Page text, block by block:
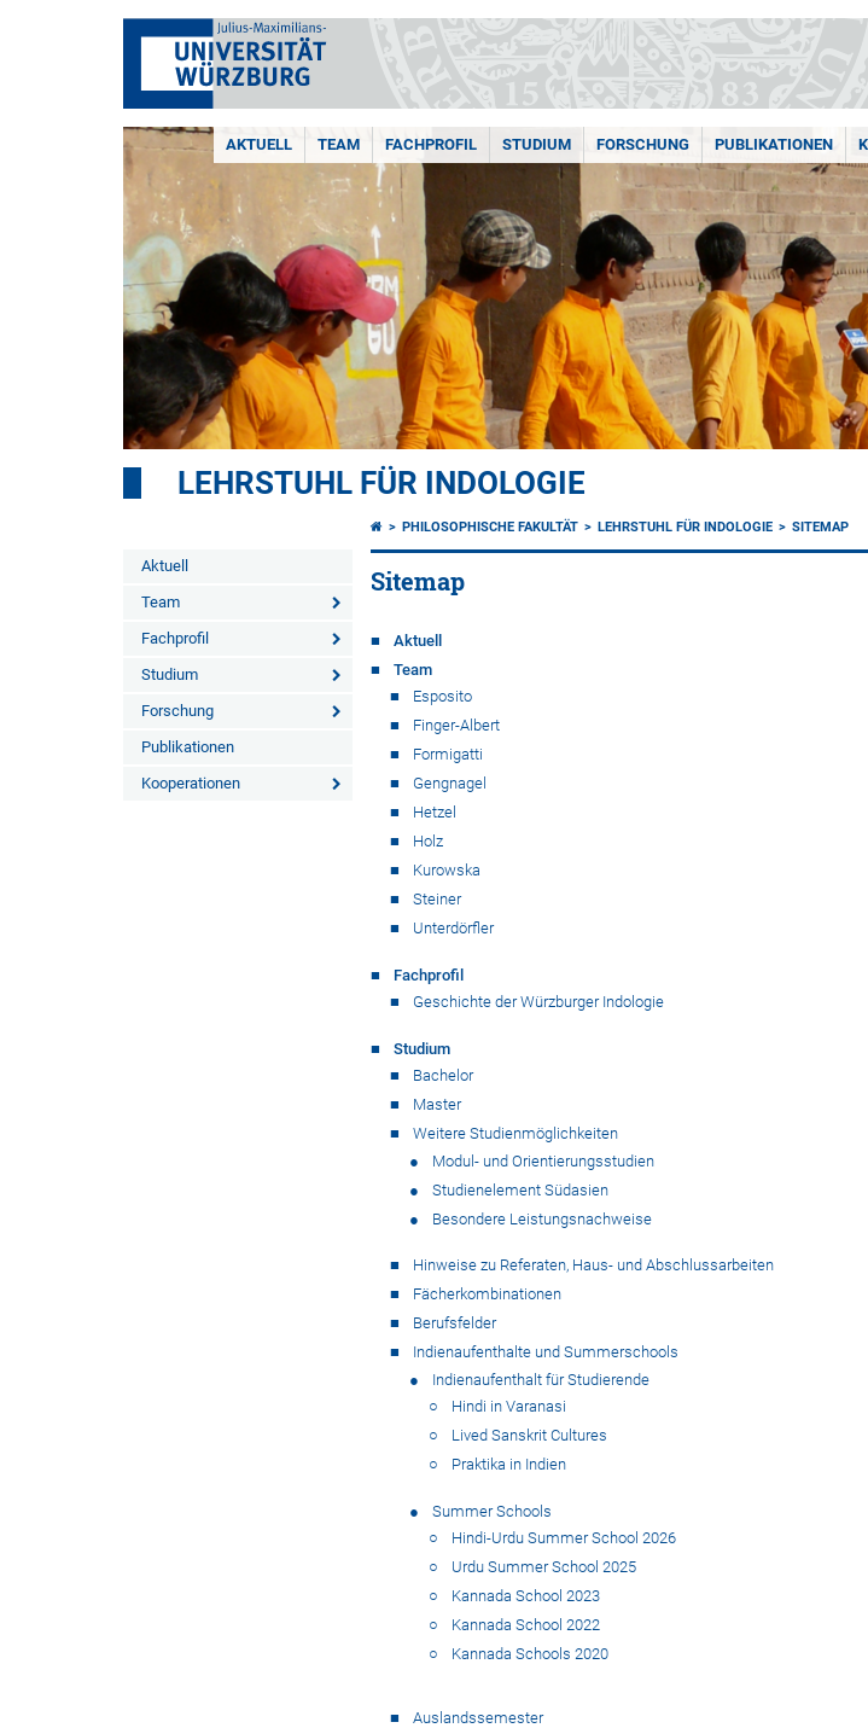
AKTUELL TEAM FACHPROFIL STUDIUM FORSCHUNG PUBLIKATIONEN
LEHRSTUHL FÜR INDOLOGIE
Aktuell
Team
Fachprofil
Studium
Forschung
Publikationen
Kooperationen
PHILOSOPHISCHE FAKULTÄT LEHRSTUHL FÜR INDOLOGIE SITEMAP
Sitemap
Aktuell
Team
Esposito
Finger-Albert
Formigatti
Gengnagel
Hetzel
Holz
Kurowska
Steiner
Unterdörfler
Fachprofil
Geschichte der Würzburger Indologie
Studium
Bachelor
Master
Weitere Studienmöglichkeiten
Modul- und Orientierungsstudien
Studienelement Südasien
Besondere Leistungsnachweise
Hinweise zu Referaten, Haus- und Abschlussarbeiten
Fächerkombinationen
Berufsfelder
Indienaufenthalte und Summerschools
Indienaufenthalt für Studierende
Hindi in Varanasi
Lived Sanskrit Cultures
Praktika in Indien
Summer Schools
Hindi-Urdu Summer School 2026
Urdu Summer School 2025
Kannada School 2023
Kannada School 2022
Kannada Schools 2020
Auslandssemester